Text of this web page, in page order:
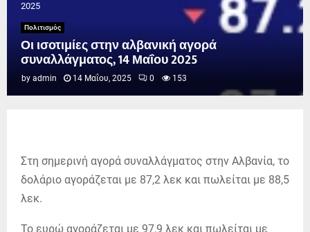
2025
Πολιτισμός
Οι ισοτιμίες στην αλβανική αγορά
συναλλάγματος, 14 Μαΐου 2025
by admin 14 Μαΐου, 2025 0 153
Στη σημερινή αγορά συναλλάγματος στην Αλβανία, το
δολάριο αγοράζεται με 87,2 λεκ και πωλείται με 88,5
λεκ.
Το ευρώ αγοράζεται με 97,9 λεκ και πωλείται με